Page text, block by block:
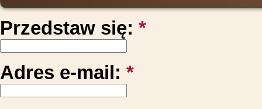
Przedstaw się: *
Adres e-mail: *